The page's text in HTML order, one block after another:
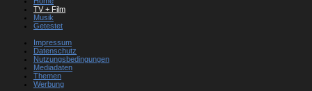
TV + Film
Musik
Getestet
Impressum
Datenschutz
Nutzungsbedingungen
Mediadaten
Themen
Werbung